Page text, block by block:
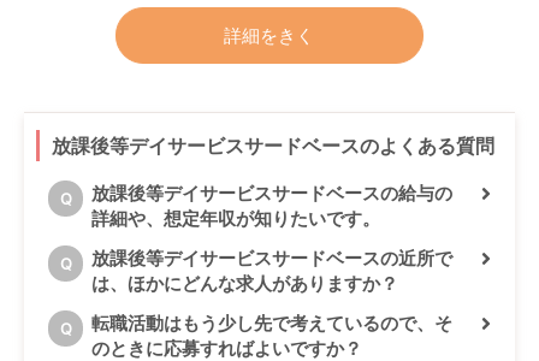
詳細をきく
放課後等デイサービスサードベースのよくある質問
Q
放課後等デイサービスサードベースの給与の
詳細や、想定年収が知りたいです。
Q
放課後等デイサービスサードベースの近所で
は、ほかにどんな求人がありますか？
Q
転職活動はもう少し先で考えているので、そ
のときに応募すればよいですか？